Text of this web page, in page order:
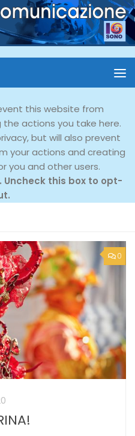
this website from
actions you take here.
but will also prevent
your actions and creating
you and other users.
Uncheck this box to opt-
0